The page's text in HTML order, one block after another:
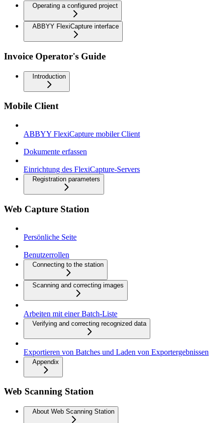
Operating a configured project
ABBYY FlexiCapture interface
Invoice Operator's Guide
Introduction
Mobile Client
ABBYY FlexiCapture mobiler Client
Dokumente erfassen
Einrichtung des FlexiCapture-Servers
Registration parameters
Web Capture Station
Persönliche Seite
Benutzerrollen
Connecting to the station
Scanning and correcting images
Arbeiten mit einer Batch-Liste
Verifying and correcting recognized data
Exportieren von Batches und Laden von Exportergebnissen
Appendix
Web Scanning Station
About Web Scanning Station